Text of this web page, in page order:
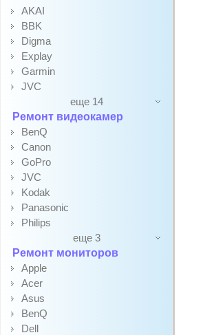
AKAI
BBK
Digma
Explay
Garmin
JVC
еще 14
Ремонт видеокамер
BenQ
Canon
GoPro
JVC
Kodak
Panasonic
Philips
еще 3
Ремонт мониторов
Apple
Acer
Asus
BenQ
Dell